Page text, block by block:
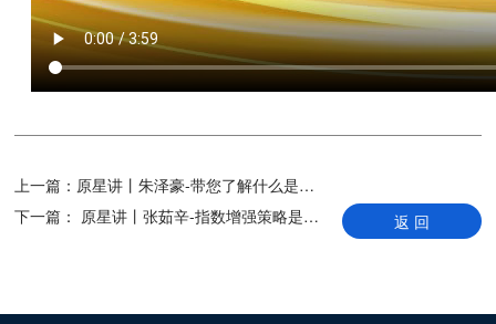
上一篇： 原星讲丨朱泽豪-带您了解什么是指数
下一篇： 原星讲丨张茹辛-指数增强策略是怎么带来超额收益的 返 回